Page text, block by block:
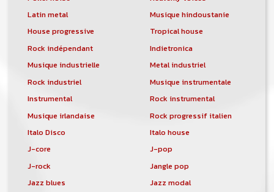
Latin metal
Musique hindoustanie
House progressive
Tropical house
Rock indépendant
Indietronica
Musique industrielle
Metal industriel
Rock industriel
Musique instrumentale
Instrumental
Rock instrumental
Musique irlandaise
Rock progressif italien
Italo Disco
Italo house
J-core
J-pop
J-rock
Jangle pop
Jazz blues
Jazz modal